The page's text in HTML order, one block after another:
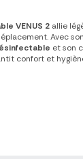
VENUS 2 allie
Avec son
et son
confort et